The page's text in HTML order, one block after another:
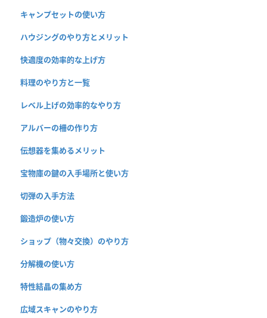
キャンプセットの使い方
ハウジングのやり方とメリット
快適度の効率的な上げ方
料理のやり方と一覧
レベル上げの効率的なやり方
アルバーの柵の作り方
伝想器を集めるメリット
宝物庫の鍵の入手場所と使い方
切弾の入手方法
鍛造炉の使い方
ショップ（物々交換）のやり方
分解機の使い方
特性結晶の集め方
広域スキャンのやり方